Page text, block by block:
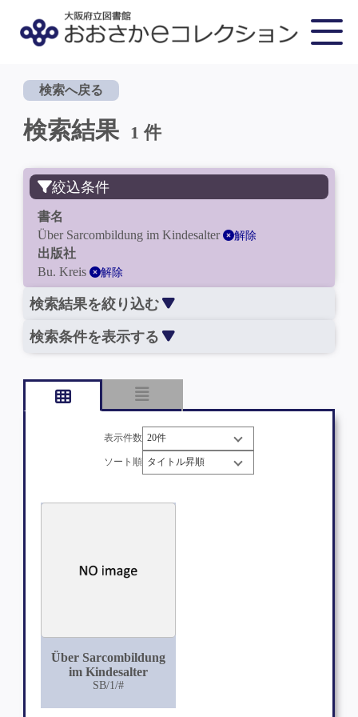
検索へ戻る
検索結果 1 件
絞込条件
書名
Über Sarcombildung im Kindesalter
解除
出版社
Bu. Kreis
解除
検索結果を絞り込む
検索条件を表示する
表示件数
ソート順
Über Sarcombildung
im Kindesalter
SB/1/#